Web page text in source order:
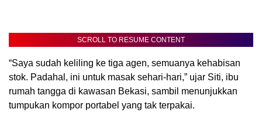
SCROLL TO RESUME CONTENT
“Saya sudah keliling ke tiga agen, semuanya kehabisan
stok. Padahal, ini untuk masak sehari-hari,” ujar Siti, ibu
rumah tangga di kawasan Bekasi, sambil menunjukkan
tumpukan kompor portabel yang tak terpakai.